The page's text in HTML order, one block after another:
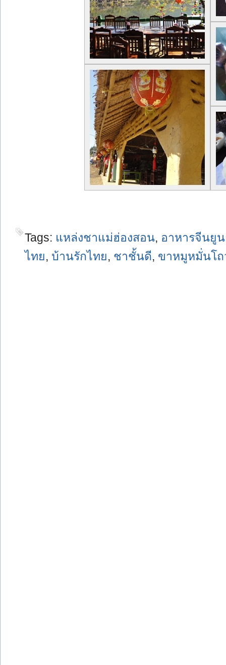
Tags: แหล่งชาแม่ฮ่องสอน, อาหารจีนยู
ไทย, บ้านรักไทย, ชาชั้นดี, ขาหมูหมั่นโถ